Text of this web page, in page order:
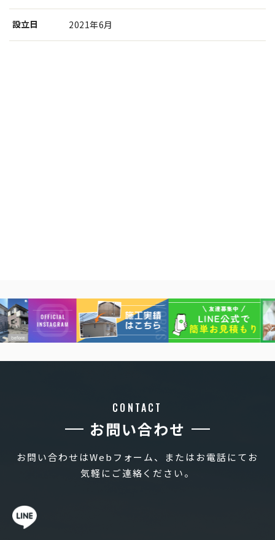
設⽴⽇ 2021年6月
CONTACT
お問い合わせ
お問い合わせはWebフォーム、またはお電話にてお
気軽にご連絡ください。